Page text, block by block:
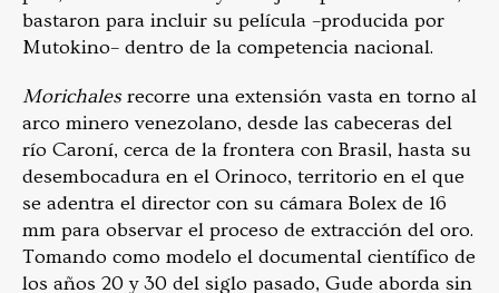
bastaron para incluir su película –producida por
Mutokino– dentro de la competencia nacional.
Morichales recorre una extensión vasta en torno al
arco minero venezolano, desde las cabeceras del
río Caroní, cerca de la frontera con Brasil, hasta su
desembocadura en el Orinoco, territorio en el que
se adentra el director con su cámara Bolex de 16
mm para observar el proceso de extracción del oro.
Tomando como modelo el documental científico de
los años 20 y 30 del siglo pasado, Gude aborda sin